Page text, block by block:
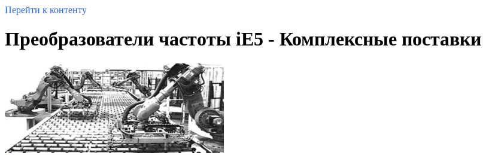
Перейти к контенту
Преобразователи частоты iE5 - Комплексные